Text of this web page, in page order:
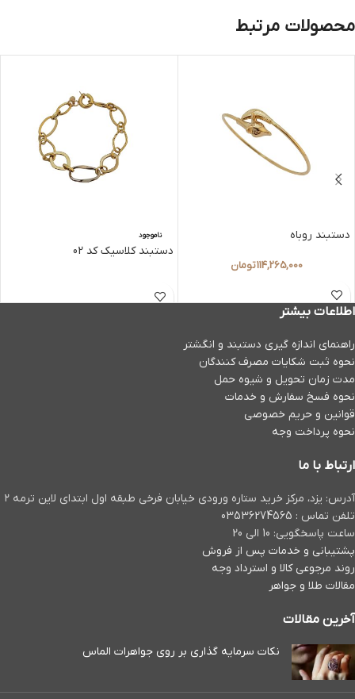
محصولات مرتبط
دستبند روباه
114,265,000تومان
ناموجود
دستبند کلاسیک کد 02
اطلاعات بیشتر
راهنمای اندازه گیری دستبند و انگشتر
نحوه ثبت شكايات مصرف كنندگان
مدت زمان تحويل و شیوه حمل
نحوه فسخ سفارش و خدمات
قوانین و حریم خصوصی
نحوه پرداخت وجه
ارتباط با ما
آدرس: یزد، مرکز خرید ستاره ورودی خیابان فرخی طبقه اول ابتدای لاین ترمه ۲
تلفن تماس : 03536274565
ساعت پاسخگویی: 10 الی 20
پشتیبانی و خدمات پس از فروش
روند مرجوعی کالا و استرداد وجه
مقالات طلا و جواهر
آخرین مقالات
نکات سرمایه گذاری بر روی جواهرات الماس